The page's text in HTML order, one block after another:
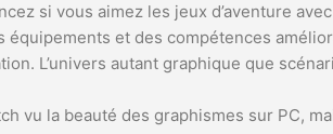
si vous aimez les jeux d’aventure
équipements et des compétences
L’univers autant graphique que
vu la beauté des graphismes sur PC,